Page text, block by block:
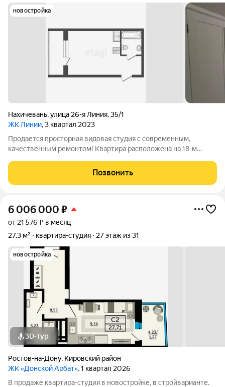
новостройка
Нахичевань,улица 26-я Линия,35/1
ЖК Линии, 3 квартал 2023
Продается просторная видовая студия с современным,
качественным ремонтом! Квартира расположена на 18-м
системой видеонаблюдения и круглосуточной охраной, что
обеспечивает безопасность и комфорт.
Позвонить
6 006 000 ₽
от 21 576 ₽ в месяц
27,3 м²
квартира-студия 27 этаж из 31
новостройка
3D-тур
Ростов-на-Дону, Кировский район
ЖК «Донской Арбат», 1 квартал 2026
В продаже квартира-студия в новостройке, в стройварианте.